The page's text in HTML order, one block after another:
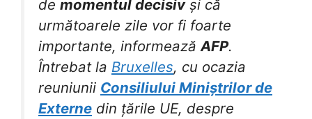
de momentul decisivși că
următoarele zile vor fi foarte
importante, informează AFP.
Întrebat la Bruxelles, cu ocazia
reuniunii Consiliului Miniștrilor de
Externe din țările UE, despre